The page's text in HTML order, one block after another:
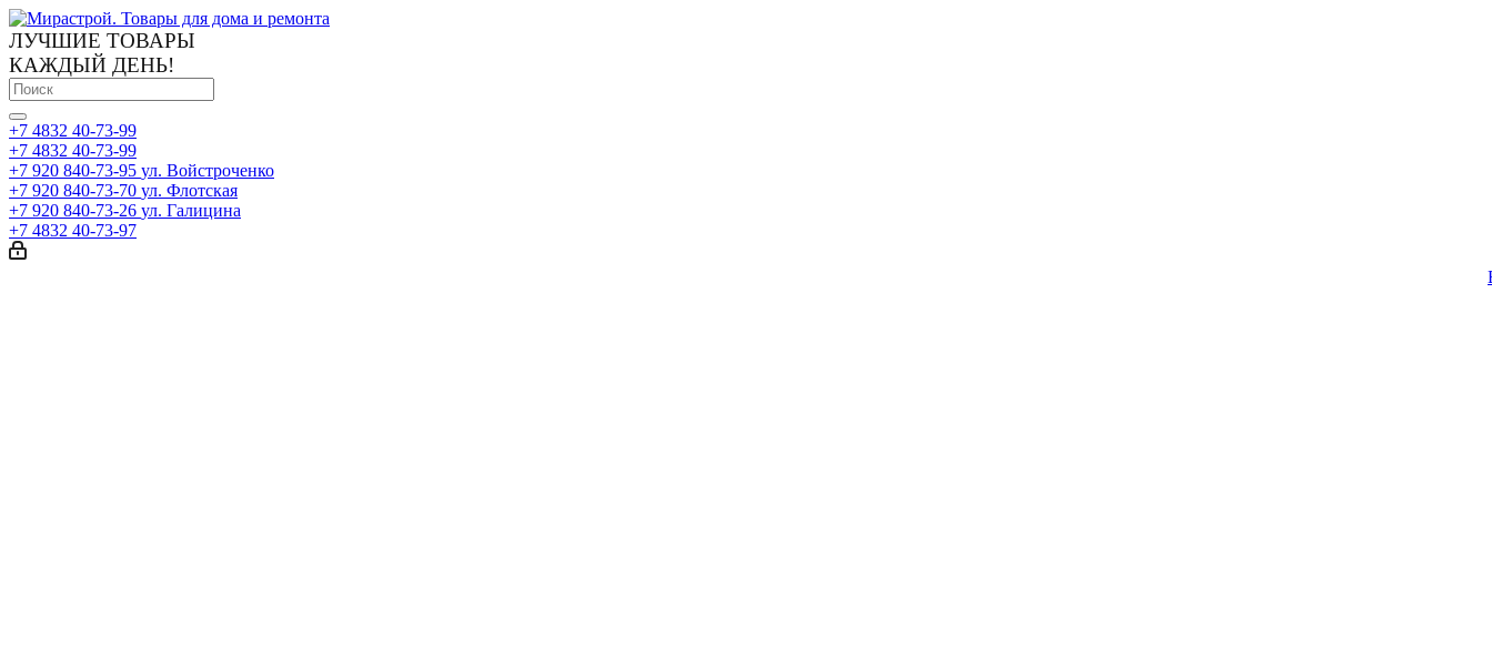
ЛУЧШИЕ ТОВАРЫ
КАЖДЫЙ ДЕНЬ!
+7 4832 40-73-99
+7 4832 40-73-99
+7 920 840-73-95 ул. Войстроченко
+7 920 840-73-70 ул. Флотская
+7 920 840-73-26 ул. Галицина
+7 4832 40-73-97